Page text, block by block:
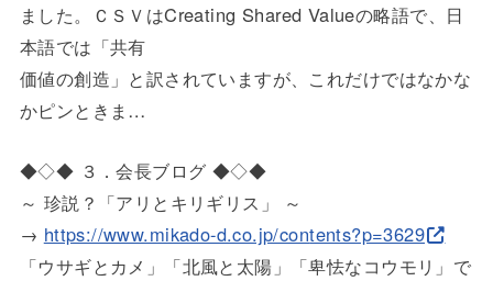
ました。ＣＳＶはCreating Shared Valueの略語で、日
本語では「共有
価値の創造」と訳されていますが、これだけではなかな
かピンとき ま…
◆◇◆ ３．会長ブログ ◆◇◆
～ 珍説？「アリとキリギリス」 ～
→ https://www.mikado-d.co.jp/contents?p=3629
「ウサギとカメ」「北風と太陽」「卑怯なコウモリ」で